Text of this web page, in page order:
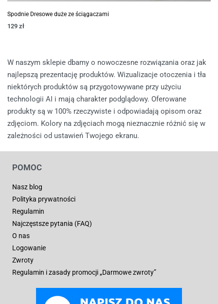
Spodnie Dresowe duże ze ściągaczami
129 zł
W naszym sklepie dbamy o nowoczesne rozwiązania oraz jak
najlepszą prezentację produktów. Wizualizacje otoczenia i tła
niektórych produktów są przygotowywane przy użyciu
technologii AI i mają charakter podglądowy. Oferowane
produkty są w 100% rzeczywiste i odpowiadają opisom oraz
zdjęciom. Kolory na zdjęciach mogą nieznacznie różnić się w
zależności od ustawień Twojego ekranu.
POMOC
Nasz blog
Polityka prywatności
Regulamin
Najczęstsze pytania (FAQ)
O nas
Logowanie
Zwroty
Regulamin i zasady promocji „Darmowe zwroty”